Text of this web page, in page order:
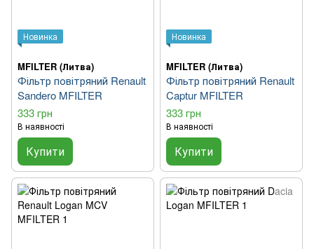
Новинка
MFILTER (Литва)
Фільтр повітряний Renault
Sandero MFILTER
333 грн
В наявності
Купити
Новинка
MFILTER (Литва)
Фільтр повітряний Renault
Captur MFILTER
333 грн
В наявності
Купити